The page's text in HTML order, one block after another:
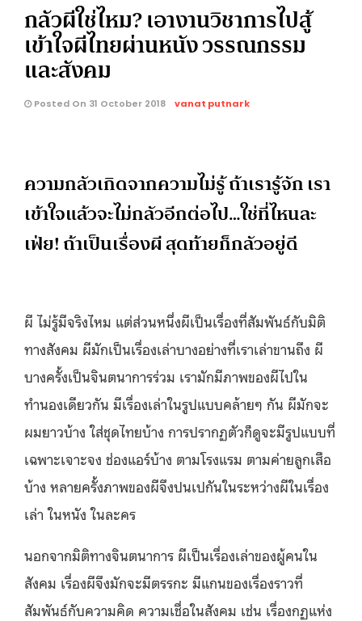
กลัวผีใช่ไหม? เอางานวิชาการไปสู้
เข้าใจผีไทยผ่านหนัง วรรณกรรม
และสังคม
Posted On 31 October 2018 vanat putnark
ความกลัวเกิดจากความไม่รู้ ถ้าเรารู้จัก เรา
เข้าใจแล้วจะไม่กลัวอีกต่อไป…ใช่ที่ไหนละ
เฟ่ย! ถ้าเป็นเรื่องผี สุดท้ายก็กลัวอยู่ดี
ผี ไม่รู้มีจริงไหม แต่ส่วนหนึ่งผีเป็นเรื่องที่สัมพันธ์กับมิติ
ทางสังคม ผีมักเป็นเรื่องเล่าบางอย่างที่เราเล่าขานถึง ผี
บางครั้งเป็นจินตนาการร่วม เรามักมีภาพของผีไปใน
ทำนองเดียวกัน มีเรื่องเล่าในรูปแบบคล้ายๆ กัน ผีมักจะ
ผมยาวบ้าง ใส่ชุดไทยบ้าง การปรากฏตัวก็ดูจะมีรูปแบบที่
เฉพาะเจาะจง ช่องแอร์บ้าง ตามโรงแรม ตามค่ายลูกเสือ
บ้าง หลายครั้งภาพของผีจึงปนเปกันในระหว่างผีในเรื่อง
เล่า ในหนัง ในละคร
นอกจากมิติทางจินตนาการ ผีเป็นเรื่องเล่าของผู้คนใน
สังคม เรื่องผีจึงมักจะมีตรรกะ มีแกนของเรื่องราวที่
สัมพันธ์กับความคิด ความเชื่อในสังคม เช่น เรื่องกฏแห่ง